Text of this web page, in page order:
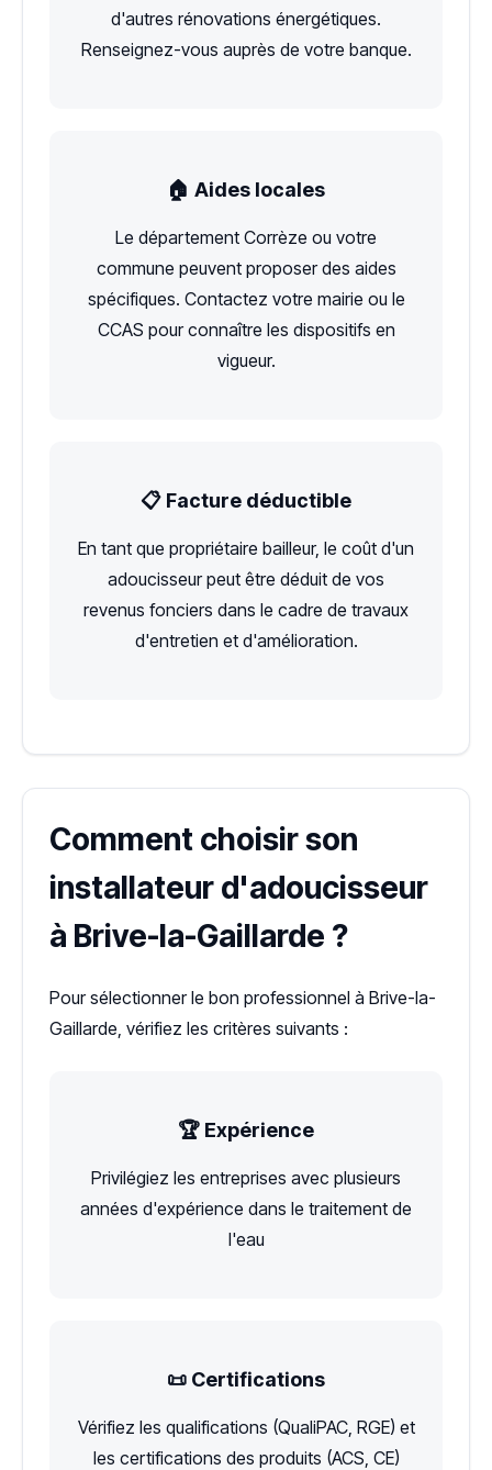
d'autres rénovations énergétiques.
Renseignez-vous auprès de votre banque.
🏠 Aides locales
Le département Corrèze ou votre
commune peuvent proposer des aides
spécifiques. Contactez votre mairie ou le
CCAS pour connaître les dispositifs en
vigueur.
📋 Facture déductible
En tant que propriétaire bailleur, le coût d'un
adoucisseur peut être déduit de vos
revenus fonciers dans le cadre de travaux
d'entretien et d'amélioration.
Comment choisir son
installateur d'adoucisseur
à Brive-la-Gaillarde ?
Pour sélectionner le bon professionnel à Brive-la-
Gaillarde, vérifiez les critères suivants :
🏆 Expérience
Privilégiez les entreprises avec plusieurs
années d'expérience dans le traitement de
l'eau
📜 Certifications
Vérifiez les qualifications (QualiPAC, RGE) et
les certifications des produits (ACS, CE)